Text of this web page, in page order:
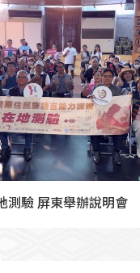
測驗 屏東舉辦說明會